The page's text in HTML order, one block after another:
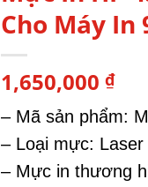
Cho Máy In
1,650,000 ₫
– Mã sản phẩm:
– Loại mực:
– Mực in thương